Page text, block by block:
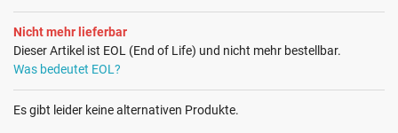
Nicht mehr lieferbar
Dieser Artikel ist EOL (End of Life) und nicht mehr bestellbar.
Was bedeutet EOL?
Es gibt leider keine alternativen Produkte.